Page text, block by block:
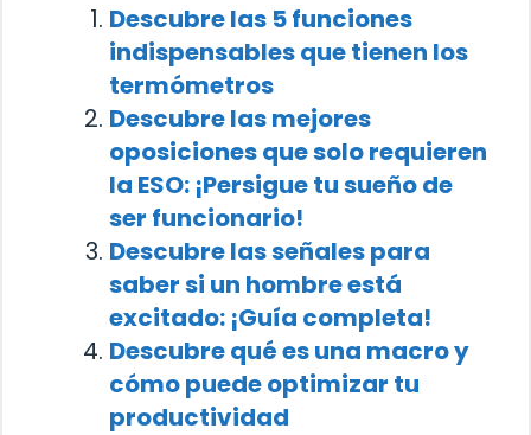
Descubre las 5 funciones
indispensables que tienen los
termómetros
Descubre las mejores
oposiciones que solo requieren
la ESO: ¡Persigue tu sueño de
ser funcionario!
Descubre las señales para
saber si un hombre está
excitado: ¡Guía completa!
Descubre qué es una macro y
cómo puede optimizar tu
productividad